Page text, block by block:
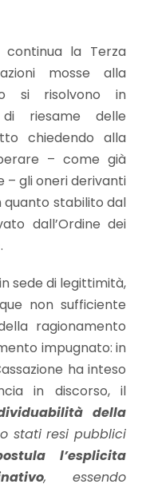
la Terza
mosse alla
si risolvono in
di riesame delle
chiedendo alla
– come già
– gli oneri derivanti
stabilito dal
dall’Ordine dei
sede di legittimità,
non sufficiente
ragionamento
impugnato: in
ha inteso
in discorso, il
della
stati resi pubblici
l’esplicita
, essendo